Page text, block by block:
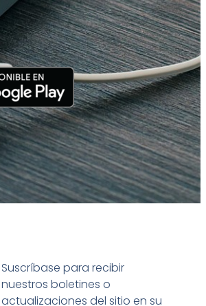
Suscríbase para recibir
nuestros boletines o
actualizaciones del sitio en su